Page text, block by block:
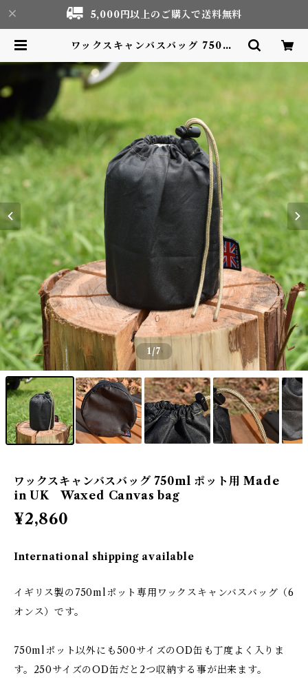
5,000円以上のご購入で送料無料
ワックスキャンバスバッグ 750ml
Canvas bag | Motor life & O
utdoor Adventure Tourism g
1/7
ワックスキャンバスバッグ 750ml ポット用 Made
in UK Waxed Canvas bag
¥2,860
International shipping available
イギリス製の750mlポット専用ワックスキャンバスバッグ（6
オンス）です。
750mlポット以外にも500サイズのOD缶も丁度よく入りま
す。250サイズのOD缶だと2つ収納する事が出来ます。